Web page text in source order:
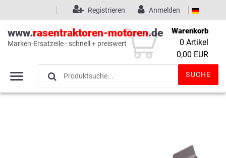
Wunschliste (0)
Anmelden
Registrieren
www.rasentraktoren-motoren.de
Marken-Ersatzeile - schnell + preiswert
SUCHE
Warenkorb
0 Artikel
0,00 EUR